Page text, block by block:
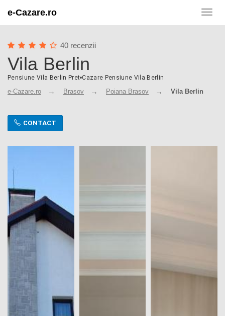
e-Cazare.ro
40 recenzii
Vila Berlin
Pensiune Vila Berlin Pret•Cazare Pensiune Vila Berlin
e-Cazare.ro Brasov Poiana Brasov Vila Berlin
CONTACT